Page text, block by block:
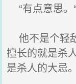
“有点意思。
他不是个轻
擅长的就是杀
是杀人的大忌。